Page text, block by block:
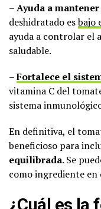
–Ayuda a
deshidratado esbajo
ayuda a controlar el
saludable.
–Fortalece el
vitamina C del
sistema
En definitiva, el
beneficioso para
equilibrada. Se
como ingrediente en
¿Cuál es la